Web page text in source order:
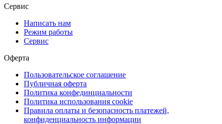
Сервис
Написать нам
Режим работы
Сервис
Оферта
Пользовательское соглашение
Публичная оферта
Политика конфединциальности
Политика использования cookie
Правила оплаты и безопасность платежей,
конфиденциальность информации